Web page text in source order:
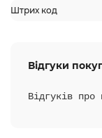
Штрих код
Відгуки
Відгуків